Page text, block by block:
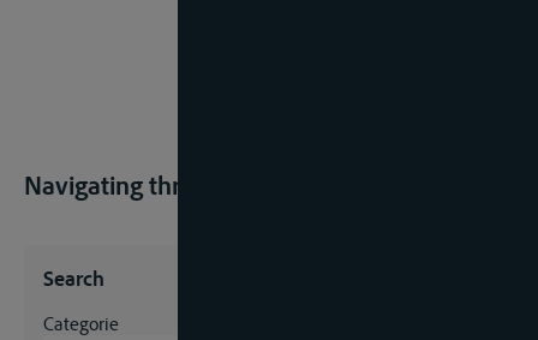
Navigating through regulations? Start here.
Search
Categorie